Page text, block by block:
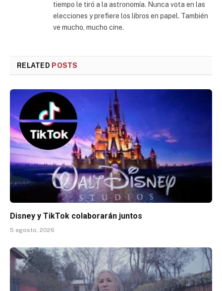
tiempo le tiró a la astronomía. Nunca vota en las
elecciones y prefiere los libros en papel. También
ve mucho, mucho cine.
RELATED POSTS
Disney y TikTok colaborarán juntos
5 agosto, 2026